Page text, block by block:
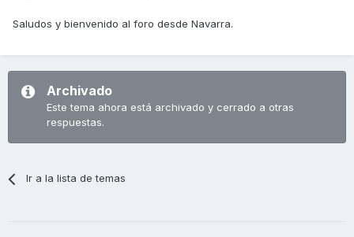
Saludos y bienvenido al foro desde Navarra.
Archivado
Este tema ahora está archivado y cerrado a otras
respuestas.
Ir a la lista de temas